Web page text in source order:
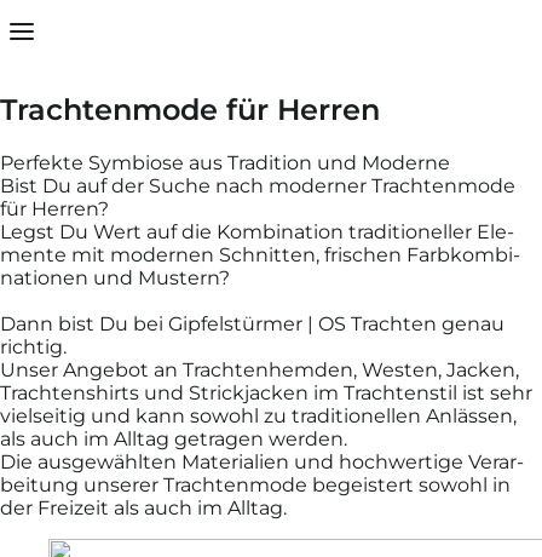
Trachten­mode für Herren
Perfekte Sym­biose aus Tradi­tion und Moderne
Bist Du auf der Suche nach moderner Trachten­mode
für Herren?
Legst Du Wert auf die Kombi­nation tradi­tioneller Ele­
mente mit moder­nen Schnitten, frischen Farb­kombi­
nationen und Mustern?
Dann bist Du bei Gipfel­stürmer | OS Trachten genau
richtig.
Unser An­ge­bot an Trachten­hemden, Westen, Jacken,
Trachten­shirts und Strick­jacken im Trachten­stil ist sehr
viel­seitig und kann so­wohl zu tradi­tionellen An­lässen,
als auch im All­tag ge­tragen werden.
Die aus­gewähl­ten Ma­ter­ialien und hoch­wertige Ver­ar­
bei­tung unserer Trachten­mode be­geistert so­wohl in
der Frei­zeit als auch im All­tag.
Sobald Du Artikel in Deinen Warenkorb gelegt hast,
diese hier.
Schließen